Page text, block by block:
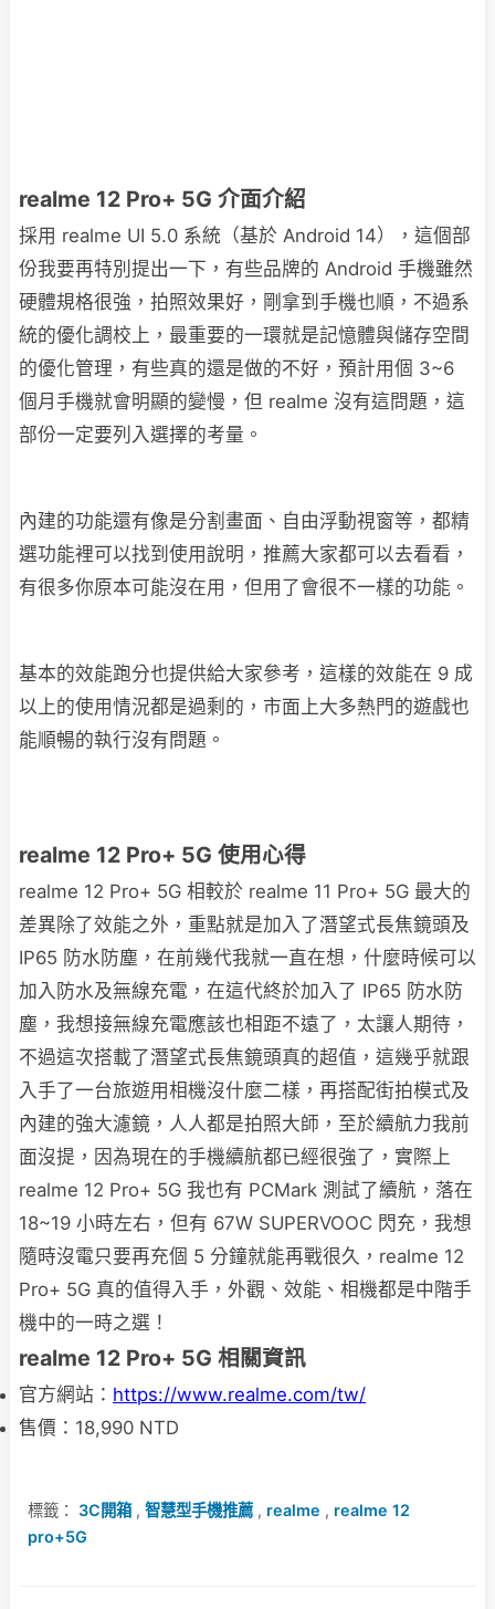
realme 12 Pro+ 5G 介面介紹
採用 realme UI 5.0 系統（基於 Android 14），這個部
份我要再特別提出一下，有些品牌的 Android 手機雖然
硬體規格很強，拍照效果好，剛拿到手機也順，不過系
統的優化調校上，最重要的一環就是記憶體與儲存空間
的優化管理，有些真的還是做的不好，預計用個 3~6
個月手機就會明顯的變慢，但 realme 沒有這問題，這
部份一定要列入選擇的考量。
內建的功能還有像是分割畫面、自由浮動視窗等，都精
選功能裡可以找到使用說明，推薦大家都可以去看看，
有很多你原本可能沒在用，但用了會很不一樣的功能。
基本的效能跑分也提供給大家參考，這樣的效能在 9 成
以上的使用情況都是過剩的，市面上大多熱門的遊戲也
能順暢的執行沒有問題。
realme 12 Pro+ 5G 使用心得
realme 12 Pro+ 5G 相較於 realme 11 Pro+ 5G 最大的
差異除了效能之外，重點就是加入了潛望式長焦鏡頭及
IP65 防水防塵，在前幾代我就一直在想，什麼時候可以
加入防水及無線充電，在這代終於加入了 IP65 防水防
塵，我想接無線充電應該也相距不遠了，太讓人期待，
不過這次搭載了潛望式長焦鏡頭真的超值，這幾乎就跟
入手了一台旅遊用相機沒什麼二樣，再搭配街拍模式及
內建的強大濾鏡，人人都是拍照大師，至於續航力我前
面沒提，因為現在的手機續航都已經很強了，實際上
realme 12 Pro+ 5G 我也有 PCMark 測試了續航，落在
18~19 小時左右，但有 67W SUPERVOOC 閃充，我想
隨時沒電只要再充個 5 分鐘就能再戰很久，realme 12
Pro+ 5G 真的值得入手，外觀、效能、相機都是中階手
機中的一時之選！
realme 12 Pro+ 5G 相關資訊
官方網站： https://www.realme.com/tw/
售價：18,990 NTD
標籤： 3C開箱, 智慧型手機推薦, realme , realme 12
pro+5G